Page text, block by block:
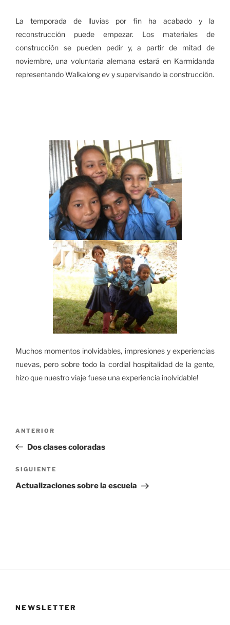
La temporada de lluvias por fin ha acabado y la
reconstrucción puede empezar. Los materiales de
construcción se pueden pedir y, a partir de mitad de
noviembre, una voluntaria alemana estará en Karmidanda
representando Walkalong ev y supervisando la construcción.
Muchos momentos inolvidables, impresiones y experiencias
nuevas, pero sobre todo la cordial hospitalidad de la gente,
hizo que nuestro viaje fuese una experiencia inolvidable!
Navegación
de
Entrada
anterior:
ANTERIOR
Dos clases coloradas
Siguiente
entrada
SIGUIENTE
Actualizaciones sobre la escuela
NEWSLETTER